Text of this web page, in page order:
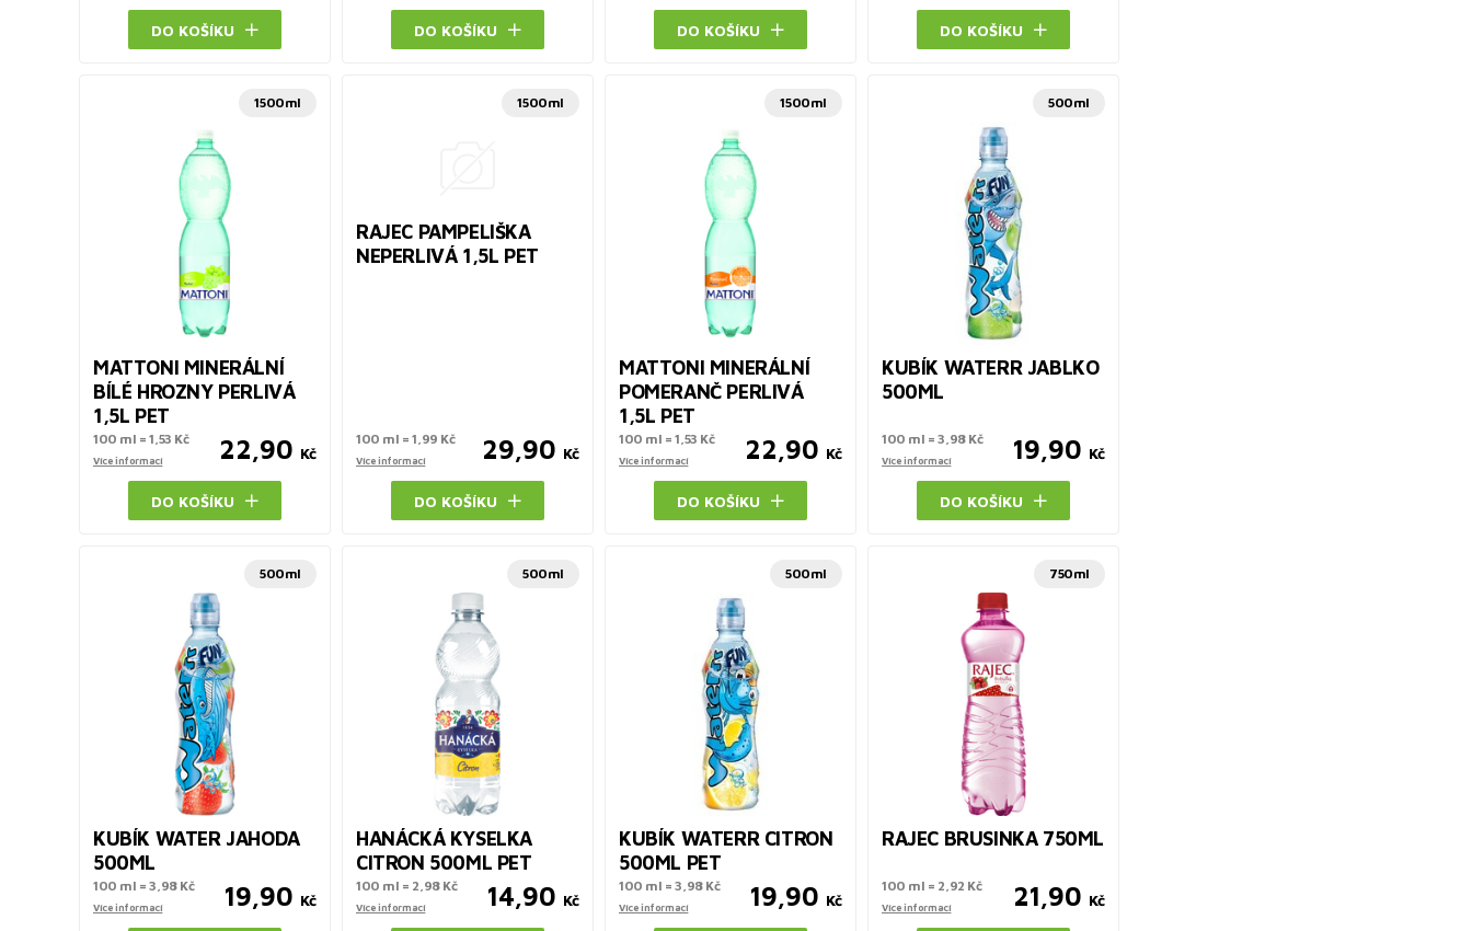
DO KOŠÍKU DO KOŠÍKU DO KOŠÍKU DO KOŠÍKU
1500ml
MATTONI MINERÁLNÍ
BÍLÉ HROZNY PERLIVÁ
1,5L PET
100 ml = 1,53 Kč
Více informací 22,90 Kč
DO KOŠÍKU
1500ml
RAJEC PAMPELIŠKA
NEPERLIVÁ 1,5L PET
100 ml = 1,99 Kč
Více informací 29,90 Kč
DO KOŠÍKU
1500ml
MATTONI MINERÁLNÍ
POMERANČ PERLIVÁ
1,5L PET
100 ml = 1,53 Kč
Více informací 22,90 Kč
DO KOŠÍKU
500ml
KUBÍK WATERR JABLKO
500ML
100 ml = 3,98 Kč
Více informací 19,90 Kč
DO KOŠÍKU
500ml
KUBÍK WATER JAHODA
500ML
100 ml = 3,98 Kč
Více informací 19,90 Kč
500ml
HANÁCKÁ KYSELKA
CITRON 500ML PET
100 ml = 2,98 Kč
Více informací 14,90 Kč
500ml
KUBÍK WATERR CITRON
500ML PET
100 ml = 3,98 Kč
Více informací 19,90 Kč
750ml
RAJEC BRUSINKA 750ML
100 ml = 2,92 Kč
Více informací 21,90 Kč